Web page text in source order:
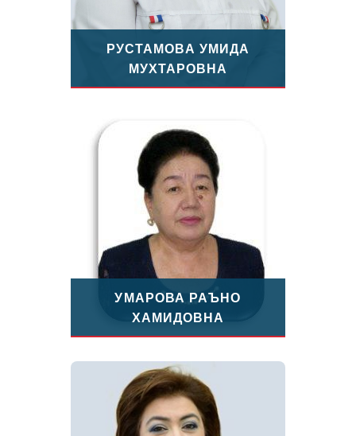
РУСТАМОВА УМИДА
МУХТАРОВНА
УМАРОВА РАЪНО
ХАМИДОВНА